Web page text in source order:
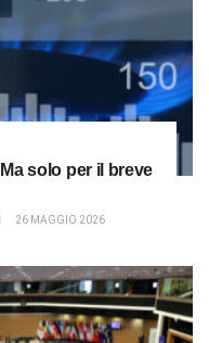
solo per il breve
26 MAGGIO 2026